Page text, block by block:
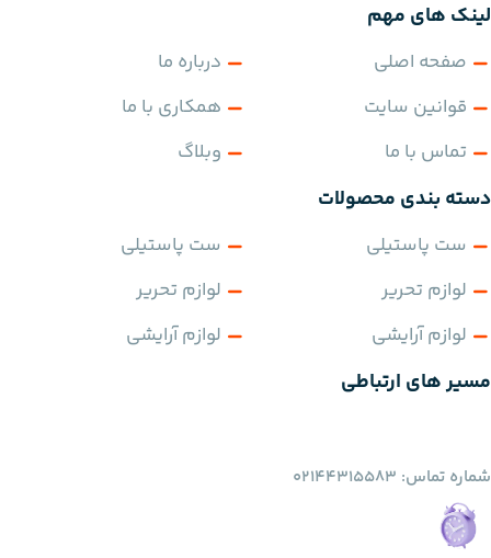
لینک های مهم
صفحه اصلی
قوانین سایت
تماس با ما
درباره ما
همکاری با ما
وبلاگ
دسته بندی محصولات
ست پاستیلی
لوازم تحریر
لوازم آرایشی
ست پاستیلی
لوازم تحریر
لوازم آرایشی
مسیر های ارتباطی
شماره تماس: 02144315583